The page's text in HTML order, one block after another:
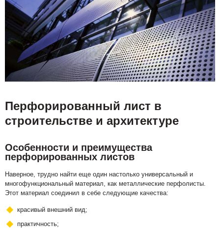
Перфорированный лист в
строительстве и архитектуре
Особенности и преимущества
перфорированных листов
Наверное, трудно найти еще один настолько универсальный и
многофункциональный материал, как металлические перфолисты.
Этот материал соединил в себе следующие качества:
красивый внешний вид;
практичность;